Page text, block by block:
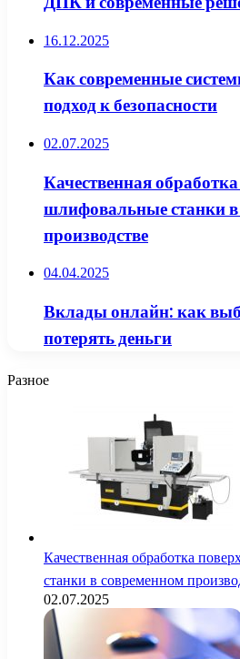
16.12.2025
Как современные
подход к безопасности
02.07.2025
Качественная
шлифовальные станки
производстве
04.04.2025
Вклады онлайн: как
потерять деньги
Разное
Качественная обработка
станки в современном
02.07.2025